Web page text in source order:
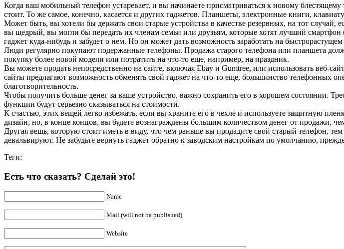
Когда ваш мобильный телефон устаревает, и вы начинаете присматриваться к новому
стоит. То же самое, конечно, касается и других гаджетов. Планшеты, электронные книги,
Может быть, вы хотели бы держать свои старые устройства в качестве резервных, на тот
вы щедрый, вы могли бы передать их членам семьи или друзьям, которые хотят лучший
гаджет куда-нибудь и забудет о нем. Но он может дать возможность заработать на
Люди регулярно покупают подержанные телефоны. Продажа старого телефона или планшета
покупку более новой модели или потратить на что-то еще, например, на праздник.
Вы можете продать непосредственно на сайте, включая Ebay и Gumtree, или использовать веб-
сайты предлагают возможность обменять свой гаджет на что-то еще, большинство телефонных
благотворительность.
Чтобы получить больше денег за ваше устройство, важно сохранить его в хорошем состоянии.
функции будут серьезно сказываться на стоимости.
К счастью, этих вещей легко избежать, если вы храните его в чехле и используете защитную
дизайн, но, в конце концов, вы будете вознаграждены большим количеством денег от продажи,
Другая вещь, которую стоит иметь в виду, что чем раньше вы продадите свой старый телефон,
девальвируют. Не забудьте вернуть гаджет обратно к заводским настройкам по умолчанию,
Теги:
Есть что сказать? Сделай это!
Name
Mail (will not be published)
Website